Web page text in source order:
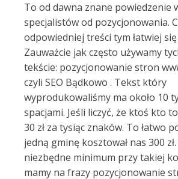
To od dawna znane powiedzenie
specjalistów od pozycjonowania.
odpowiedniej treści tym łatwiej
Zauważcie jak często używamy
tekście: pozycjonowanie stron
czyli SEO Bądkowo . Tekst który
wyprodukowaliśmy ma około 10
spacjami. Jeśli liczyć, że ktoś kto
30 zł za tysiąc znaków. To łatwo
jedną gminę kosztował nas 300
niezbędne minimum przy takiej
mamy na frazy pozycjonowanie